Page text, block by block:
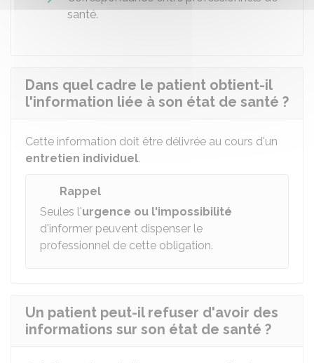
santé.
Dans quel cadre le patient obtient-il
l'information liée à son état de santé ?
Cette information doit être délivrée au cours d'un
entretien individuel.
Rappel
Seules l'urgence ou l'impossibilité
d'informer peuvent dispenser le
professionnel de cette obligation.
Un patient peut-il refuser d'avoir des
informations sur son état de santé ?